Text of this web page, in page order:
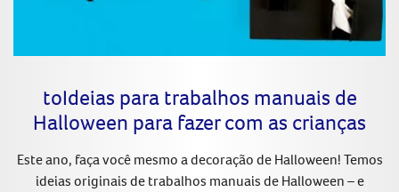
toIdeias para trabalhos manuais de
Halloween para fazer com as crianças
Este ano, faça você mesmo a decoração de Halloween! Temos
ideias originais de trabalhos manuais de Halloween – e